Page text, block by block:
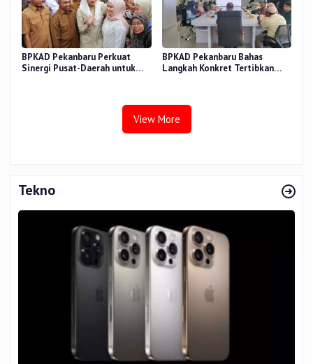
BPKAD Pekanbaru Perkuat
Sinergi Pusat-Daerah untuk
BPKAD Pekanbaru Bahas
Langkah Konkret Tertibkan
View More
Tekno